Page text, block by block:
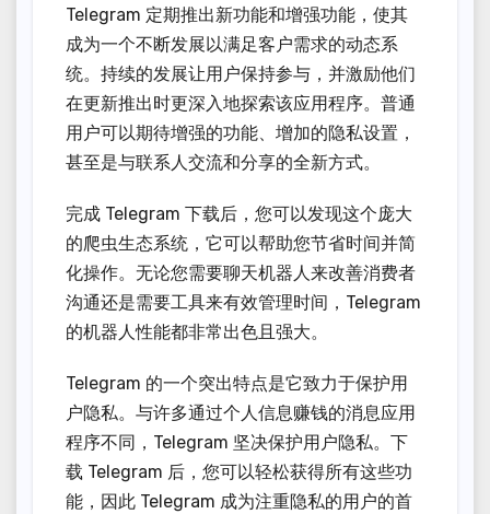
Telegram 定期推出新功能和增强功能，使其
成为一个不断发展以满足客户需求的动态系
统。持续的发展让用户保持参与，并激励他们
在更新推出时更深入地探索该应用程序。普通
用户可以期待增强的功能、增加的隐私设置，
甚至是与联系人交流和分享的全新方式。
完成 Telegram 下载后，您可以发现这个庞大
的爬虫生态系统，它可以帮助您节省时间并简
化操作。无论您需要聊天机器人来改善消费者
沟通还是需要工具来有效管理时间，Telegram
的机器人性能都非常出色且强大。
Telegram 的一个突出特点是它致力于保护用
户隐私。与许多通过个人信息赚钱的消息应用
程序不同，Telegram 坚决保护用户隐私。下
载 Telegram 后，您可以轻松获得所有这些功
能，因此 Telegram 成为注重隐私的用户的首